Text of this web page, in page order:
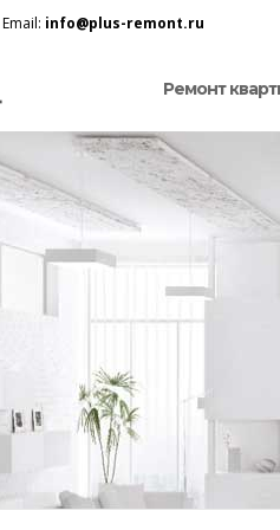
Email: info@plus-remont.ru
Ремонт